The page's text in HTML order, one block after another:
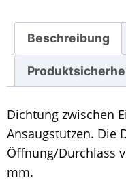
Beschreibung
Dichtung zwischen
Ansaugstutzen. Die
Öffnung/Durchlass
mm.